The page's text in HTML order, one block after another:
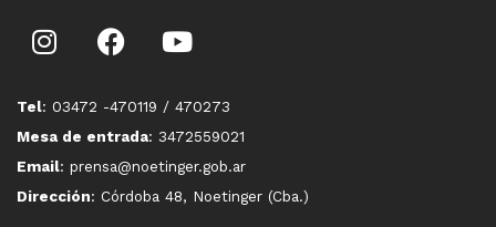
Tel: 03472 -470119 / 470273
Mesa de entrada: 3472559021
Email: prensa@noetinger.gob.ar
Dirección: Córdoba 48, Noetinger (Cba.)